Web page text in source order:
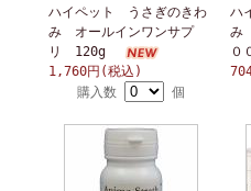
ハイペット うさぎのきわ
み オールインワンサプ
リ 120g
1,760円(税込)
購入数
個
ハ
み
０